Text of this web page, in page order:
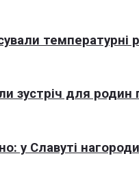
зустріч для
у Славуті